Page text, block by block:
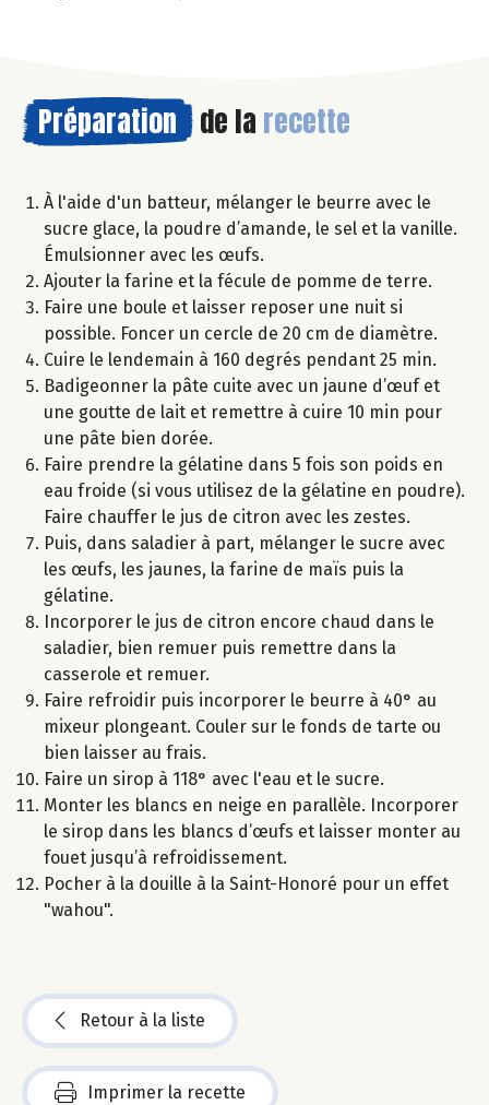
Préparation de la recette
À l'aide d'un batteur, mélanger le beurre avec le
sucre glace, la poudre d’amande, le sel et la vanille.
Émulsionner avec les œufs.
Ajouter la farine et la fécule de pomme de terre.
Faire une boule et laisser reposer une nuit si
possible. Foncer un cercle de 20 cm de diamètre.
Cuire le lendemain à 160 degrés pendant 25 min.
Badigeonner la pâte cuite avec un jaune d’œuf et
une goutte de lait et remettre à cuire 10 min pour
une pâte bien dorée.
Faire prendre la gélatine dans 5 fois son poids en
eau froide (si vous utilisez de la gélatine en poudre).
Faire chauffer le jus de citron avec les zestes.
Puis, dans saladier à part, mélanger le sucre avec
les œufs, les jaunes, la farine de maïs puis la
gélatine.
Incorporer le jus de citron encore chaud dans le
saladier, bien remuer puis remettre dans la
casserole et remuer.
Faire refroidir puis incorporer le beurre à 40° au
mixeur plongeant. Couler sur le fonds de tarte ou
bien laisser au frais.
Faire un sirop à 118° avec l'eau et le sucre.
Monter les blancs en neige en parallèle. Incorporer
le sirop dans les blancs d’œufs et laisser monter au
fouet jusqu’à refroidissement.
Pocher à la douille à la Saint-Honoré pour un effet
"wahou".
Retour à la liste
Imprimer la recette